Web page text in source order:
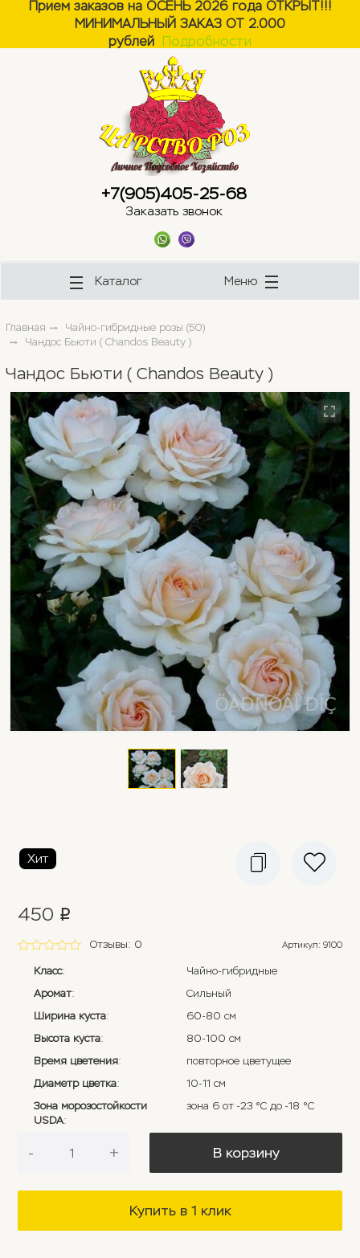
Прием заказов на ОСЕНЬ 2026 года ОТКРЫТ!!!
МИНИМАЛЬНЫЙ ЗАКАЗ ОТ 2.000
рублей Подробности
+7(905)405-25-68
Заказать звонок
Каталог Меню
Главная
Чайно-гибридные розы (50)
Чандос Бьюти ( Chandos Beauty )
Чандос Бьюти ( Chandos Beauty )
Хит
450 p
Отзывы: 0 Артикул: 9100
Класс:
Чайно-гибридные
Аромат:
Сильный
Ширина куста:
60-80 см
Высота куста:
80-100 см
Время цветения:
повторное цветущее
Диаметр цветка:
10-11 см
Зона морозостойкости
USDA:
зона 6 от -23 °C до -18 °C
- + В корзину
Купить в 1 клик